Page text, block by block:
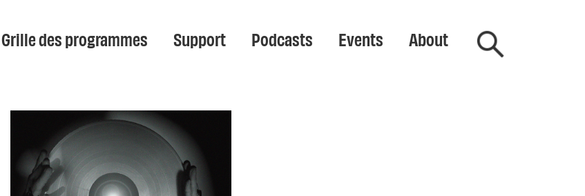
Grille des programmes Support Podcasts Events About